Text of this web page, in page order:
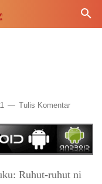
Tulis Komentar
Ruhut-ruhut ni